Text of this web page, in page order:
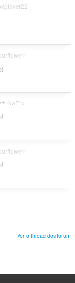
NoFrix
Ver o thread dos fórum